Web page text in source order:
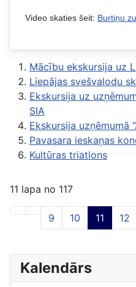
Video skaties šeit: Burtiņu
Mācību ekskursija uz
Liepājas svešvalodu
Ekskursija uz
SIA
Ekskursija uzņēmumā
Pavasara ieskaņas
Kultūras triatlons
11 lapa no 117
9 10 11 12
Kalendārs